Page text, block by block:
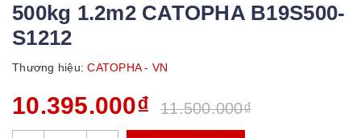
500kg 1.2m2 CATOPHA B19S500-
S1212
Thương hiệu: CATOPHA - VN
10.395.000₫ 11.500.000₫